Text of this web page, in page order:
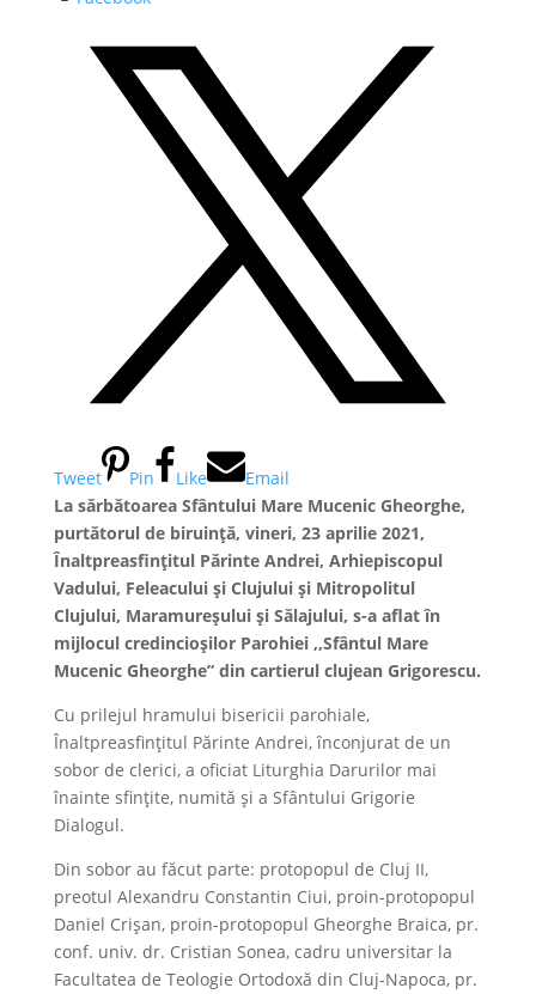
Tweet Pin Like
Email
La sărbătoarea Sfântului Mare Mucenic Gheorghe,
purtătorul de biruință, vineri, 23 aprilie 2021,
Înaltpreasfințitul Părinte Andrei, Arhiepiscopul
Vadului, Feleacului și Clujului și Mitropolitul
Clujului, Maramureșului și Sălajului, s-a aflat în
mijlocul credincioșilor Parohiei ,,Sfântul Mare
Mucenic Gheorghe” din cartierul clujean Grigorescu.
Cu prilejul hramului bisericii parohiale,
Înaltpreasfințitul Părinte Andrei, înconjurat de un
sobor de clerici, a oficiat Liturghia Darurilor mai
înainte sfințite, numită și a Sfântului Grigorie
Dialogul.
Din sobor au făcut parte: protopopul de Cluj II,
preotul Alexandru Constantin Ciui, proin-protopopul
Daniel Crișan, proin-protopopul Gheorghe Braica, pr.
conf. univ. dr. Cristian Sonea, cadru universitar la
Facultatea de Teologie Ortodoxă din Cluj-Napoca, pr.